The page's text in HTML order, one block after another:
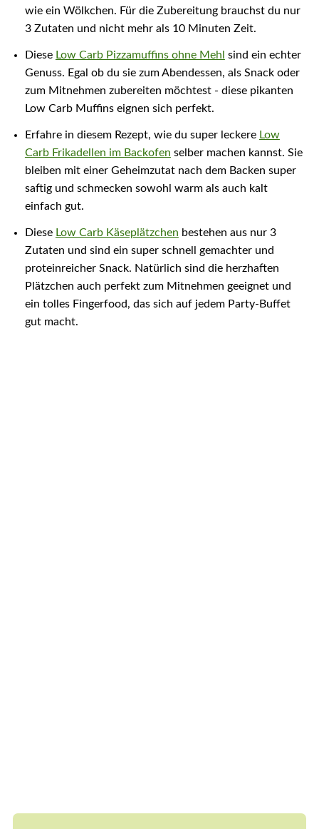
wie ein Wölkchen. Für die Zubereitung brauchst du nur
3 Zutaten und nicht mehr als 10 Minuten Zeit.
Diese Low Carb Pizzamuffins ohne Mehl sind ein echter
Genuss. Egal ob du sie zum Abendessen, als Snack oder
zum Mitnehmen zubereiten möchtest - diese pikanten
Low Carb Muffins eignen sich perfekt.
Erfahre in diesem Rezept, wie du super leckere Low
Carb Frikadellen im Backofen selber machen kannst. Sie
bleiben mit einer Geheimzutat nach dem Backen super
saftig und schmecken sowohl warm als auch kalt
einfach gut.
Diese Low Carb Käseplätzchen bestehen aus nur 3
Zutaten und sind ein super schnell gemachter und
proteinreicher Snack. Natürlich sind die herzhaften
Plätzchen auch perfekt zum Mitnehmen geeignet und
ein tolles Fingerfood, das sich auf jedem Party-Buffet
gut macht.